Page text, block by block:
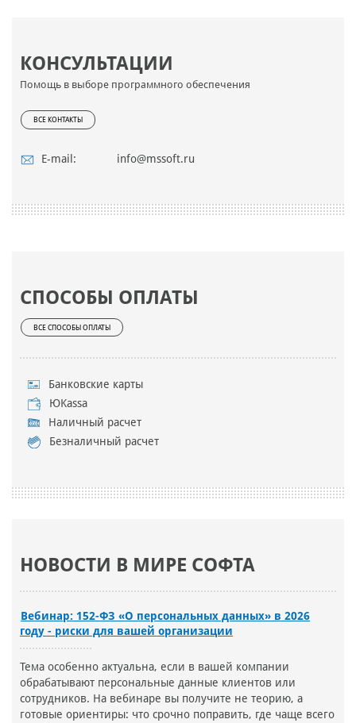
КОНСУЛЬТАЦИИ
Помощь в выборе программного обеспечения
ВСЕ КОНТАКТЫ
E-mail: info@mssoft.ru
СПОСОБЫ ОПЛАТЫ
ВСЕ СПОСОБЫ ОПЛАТЫ
Банковские карты
ЮKassa
Наличный расчет
Безналичный расчет
НОВОСТИ В МИРЕ СОФТА
Вебинар: 152-ФЗ «О персональных данных» в 2026
году - риски для вашей организации
Тема особенно актуальна, если в вашей компании
обрабатывают персональные данные клиентов или
сотрудников. На вебинаре вы получите не теорию, а
готовые ориентиры: что срочно поправить, где чаще всего